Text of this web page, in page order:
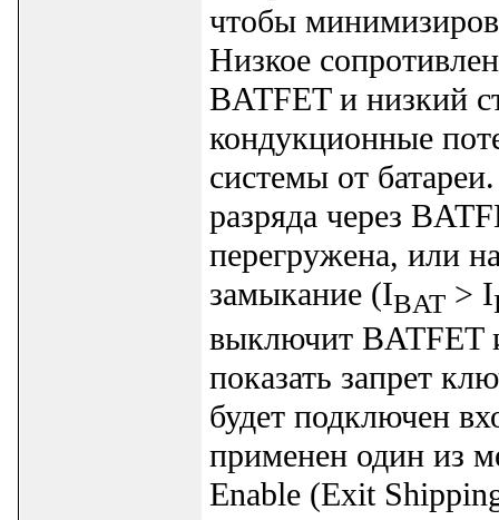
чтобы
Низкое
BATFET и низкий
кондукционные
системы от
разряда через
перегружена, или
замыкание (IBAT> I
выключит BATFET
показать запрет
будет подключен
применен один из
Enable (Exit